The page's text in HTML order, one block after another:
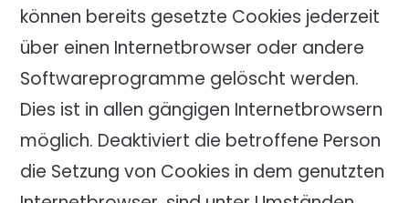
können bereits gesetzte Cookies jederzeit
über einen Internetbrowser oder andere
Softwareprogramme gelöscht werden.
Dies ist in allen gängigen Internetbrowsern
möglich. Deaktiviert die betroffene Person
die Setzung von Cookies in dem genutzten